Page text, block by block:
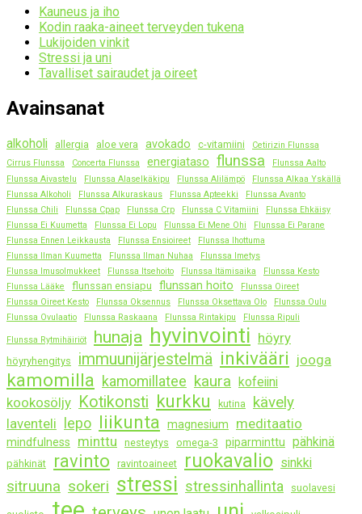
Kauneus ja iho
Kodin raaka-aineet terveyden tukena
Lukijoiden vinkit
Stressi ja uni
Tavalliset sairaudet ja oireet
Avainsanat
alkoholi allergia aloe vera avokado c-vitamiini
Cetirizin Flunssa
Cirrus Flunssa
Concerta Flunssa energiataso flunssa
Flunssa Aalto
Flunssa Aivastelu
Flunssa Alaselkäkipu Flunssa Alilämpö
Flunssa Alkaa Yskällä
Flunssa Alkoholi
Flunssa Alkuraskaus Flunssa Apteekki
Flunssa Avanto
Flunssa Chili
Flunssa Cpap Flunssa Crp Flunssa C Vitamiini
Flunssa Ehkäisy
Flunssa Ei Kuumetta
Flunssa Ei Lopu Flunssa Ei Mene Ohi
Flunssa Ei Parane
Flunssa Ennen Leikkausta
Flunssa Ensioireet
Flunssa Ihottuma
Flunssa Ilman Kuumetta
Flunssa Ilman Nuhaa
Flunssa Imetys
Flunssa Imusolmukkeet
Flunssa Itsehoito Flunssa Itämisaika
Flunssa Kesto
Flunssa Lääke
flunssan ensiapu flunssan hoito
Flunssa Oireet
Flunssa Oireet Kesto
Flunssa Oksennus Flunssa Oksettava Olo
Flunssa Oulu
Flunssa Ovulaatio
Flunssa Raskaana Flunssa Rintakipu Flunssa Ripuli
Flunssa Rytmihäiriöt hunaja hyvinvointi höyry
höyryhengitys immuunijärjestelmä inkivääri jooga
kamomilla kamomillatee kaura kofeiini
kookosöljy Kotikonsti kurkku kutina kävely
laventeli lepo liikunta magnesium meditaatio
mindfulness minttu nesteytys omega-3 piparminttu pähkinä
pähkinät ravinto ravintoaineet ruokavalio sinkki
sitruuna sokeri stressi stressinhallinta suolavesi